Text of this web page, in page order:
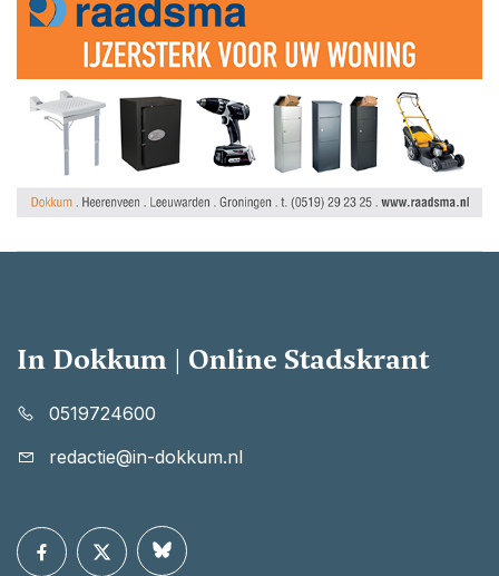
In Dokkum | Online Stadskrant
0519724600
redactie@in-dokkum.nl